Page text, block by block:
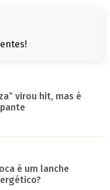
virou hit, mas é
é um lanche